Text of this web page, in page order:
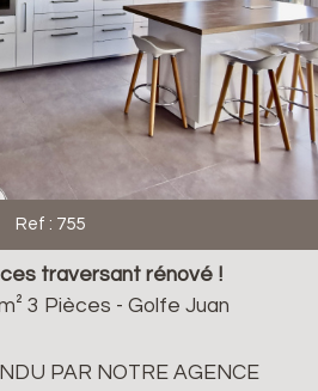
Ref : 755
traversant rénové !
3 Pièces - Golfe Juan
PAR NOTRE AGENCE